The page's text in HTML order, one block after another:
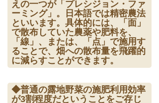
えの一つが「プレシジョン・ファ
ーミング」。日本語では精密農法
といいます。具体的には、「面」
で散布していた農薬や肥料を、
「線」、または、「点」で施用す
ることで、畑への散布量を飛躍的
に減らすことができます。
◆普通の露地野菜の施肥利用効率
が3割程度だということをご存じ